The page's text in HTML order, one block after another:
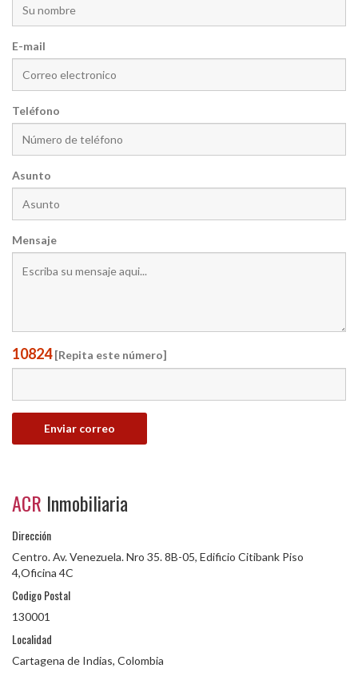
E-mail
Teléfono
Asunto
Mensaje
10824[Repita este número]
Enviar correo
ACR Inmobiliaria
Dirección
Centro. Av. Venezuela. Nro 35. 8B-05, Edificio Citibank Piso
4,Oficina 4C
Codigo Postal
130001
Localidad
Cartagena de Indias, Colombia